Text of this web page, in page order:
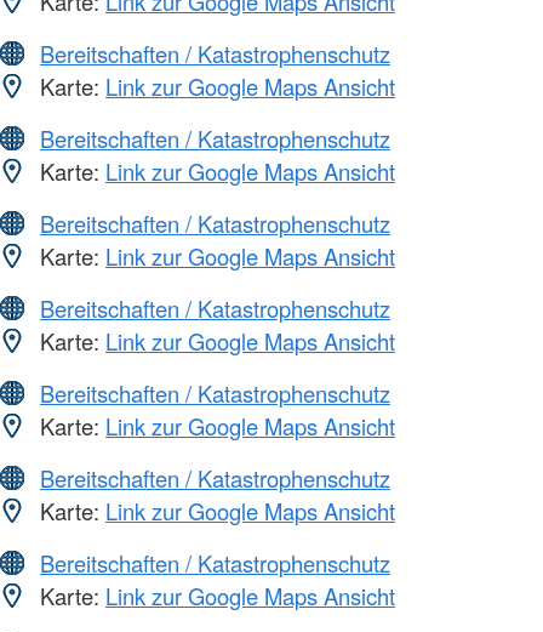
Bereitschaften / Katastrophenschutz
Karte: Link zur Google Maps Ansicht
Bereitschaften / Katastrophenschutz
Karte: Link zur Google Maps Ansicht
Bereitschaften / Katastrophenschutz
Karte: Link zur Google Maps Ansicht
Bereitschaften / Katastrophenschutz
Karte: Link zur Google Maps Ansicht
Bereitschaften / Katastrophenschutz
Karte: Link zur Google Maps Ansicht
Bereitschaften / Katastrophenschutz
Karte: Link zur Google Maps Ansicht
Bereitschaften / Katastrophenschutz
Karte: Link zur Google Maps Ansicht